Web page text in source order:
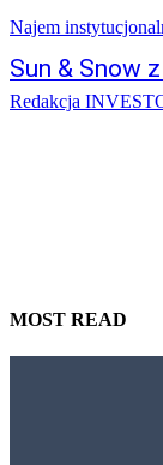
Najem
Sun & Snow
Redakcja
MOST READ
Nie każdy